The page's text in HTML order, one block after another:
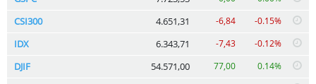
CSI300 4.651,31 -6,84 -0.15%
IDX 6.343,71 -7,43 -0.12%
DJIF 54.571,00 77,00 0.14%